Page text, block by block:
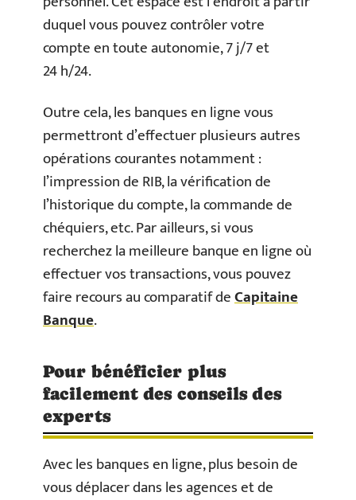
duquel vous pouvez contrôler votre
compte en toute autonomie, 7 j/7 et
24 h/24.
Outre cela, les banques en ligne vous
permettront d’effectuer plusieurs autres
opérations courantes notamment :
l’impression de RIB, la vérification de
l’historique du compte, la commande de
chéquiers, etc. Par ailleurs, si vous
recherchez la meilleure banque en ligne où
effectuer vos transactions, vous pouvez
faire recours au comparatif deCapitaine
Banque.
Pour bénéficier plus
facilement des conseils des
experts
Avec les banques en ligne, plus besoin de
vous déplacer dans les agences et de